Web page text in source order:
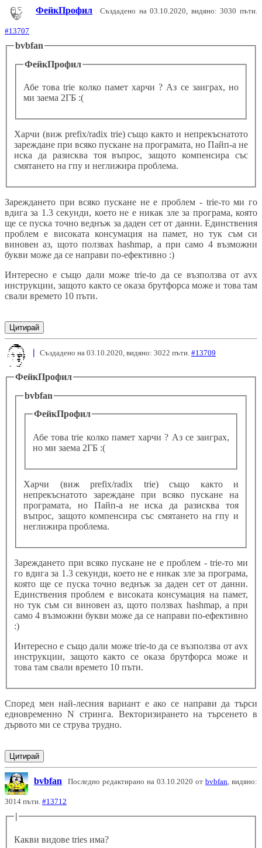
ФейкПрофил Създадено на 03.10.2020, видяно: 3030 пъти.
#13707
bvbfan
ФейкПрофил
Абе това trie колко памет харчи ? Аз се заиграх, но
ми заема 2ГБ :(
Харчи (виж prefix/radix trie) също както и непрекъснатото
зареждане при всяко пускане на програмата, но Пайп-а не
иска да разисква тоя въпрос, защото компенсира със
смятането на гпу и неглижира проблема.
Зареждането при всяко пускане не е проблем - trie-то ми го
вдига за 1.3 секунди, което не е никак зле за програма, която
ще се пуска точно веднъж за даден сет от данни. Единствения
проблем е високата консумация на памет, но тук съм си
виновен аз, щото ползвах hashmap, а при само 4 възможни
букви може да се направи по-ефективно :)
Интересно е също дали може trie-to да се възползва от avx
инструкции, защото както се оказа брутфорса може и това там
свали времето 10 пъти.
Цитирай
| Създадено на 03.10.2020, видяно: 3022 пъти. #13709
ФейкПрофил
bvbfan
ФейкПрофил
Абе това trie колко памет харчи ? Аз се заиграх,
но ми заема 2ГБ :(
Харчи (виж prefix/radix trie) също както и
непрекъснатото зареждане при всяко пускане на
програмата, но Пайп-а не иска да разисква тоя
въпрос, защото компенсира със смятането на гпу и
неглижира проблема.
Зареждането при всяко пускане не е проблем - trie-то ми
го вдига за 1.3 секунди, което не е никак зле за програма,
която ще се пуска точно веднъж за даден сет от данни.
Единствения проблем е високата консумация на памет,
но тук съм си виновен аз, щото ползвах hashmap, а при
само 4 възможни букви може да се направи по-ефективно
:)
Интересно е също дали може trie-to да се възползва от avx
инструкции, защото както се оказа брутфорса може и
това там свали времето 10 пъти.
Според мен най-лесния вариант е ако се направи да търси
едновременно N стринга. Векторизирането на търсенето в
дървото ми се струва трудно.
Цитирай
bvbfan Последно редактирано на 03.10.2020 от bvbfan, видяно:
3014 пъти. #13712
|
Какви видове tries има?